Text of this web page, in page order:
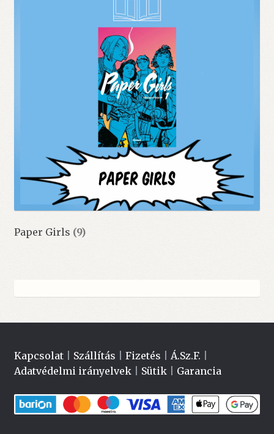
Paper Girls (9)
Kapcsolat| Szállítás Fizetés Á.Sz.F.
Adatvédelmi irányelvek| Sütik| Garancia